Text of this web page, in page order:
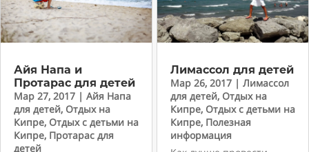
Айя Напа и
Протарас для детей
Мар 27, 2017 | Айя Напа
для детей, Отдых на
Кипре, Отдых с детьми на
Кипре, Протарас для
детей
Лимассол для детей
Мар 26, 2017 | Лимассол
для детей, Отдых на
Кипре, Отдых с детьми на
Кипре, Полезная
информация